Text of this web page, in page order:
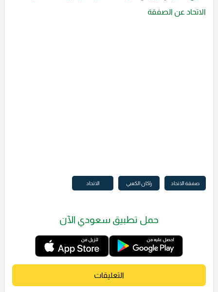
الاتحاد عن الصفقة
صفقة الاتحاد راكان الكعبي الاتحاد
حمل تطبيق سعودي الآن
التعليقات